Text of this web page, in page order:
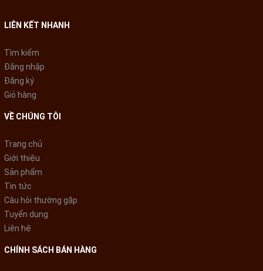
LIÊN KẾT NHANH
Tìm kiếm
Đăng nhập
Đăng ký
Giỏ hàng
VỀ CHÚNG TÔI
Trang chủ
Giới thiệu
Sản phẩm
Tin tức
Câu hỏi thường gặp
Tuyển dụng
Liên hệ
CHÍNH SÁCH BÁN HÀNG